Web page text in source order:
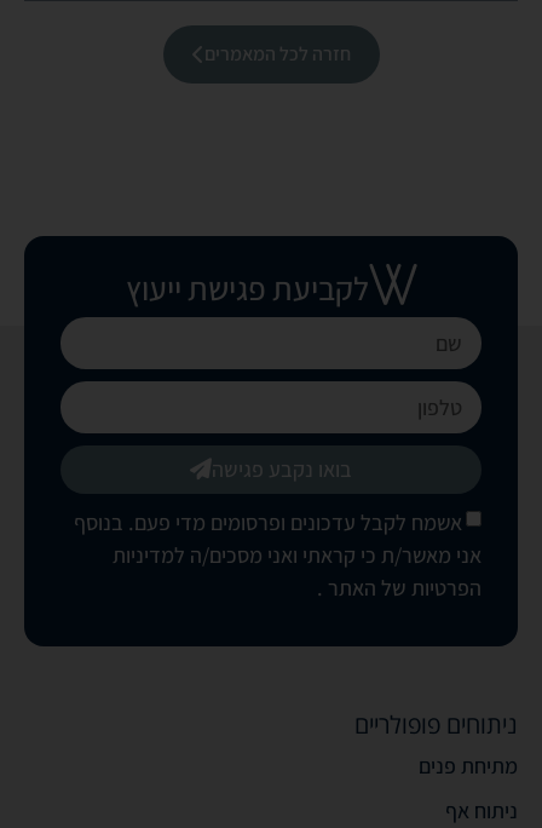
חזרה לכל המאמרים
לקביעת פגישת ייעוץ
אשמח לקבל עדכונים ופרסומים מדי פעם. בנוסף
אני מאשר/ת כי קראתי ואני מסכים/ה למדיניות
הפרטיות של האתר .
בואו נקבע פגישה
ניתוחים פופולריים
מתיחת פנים
ניתוח אף